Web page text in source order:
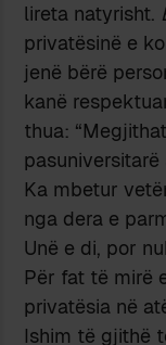
lireta natyrisht.
privatësinë e
jenë bërë
kanë
thua:
Ka mbetur
nga dera e
Unë e di, por
Për fat të mirë
privatësia në
Ishim të gjithë